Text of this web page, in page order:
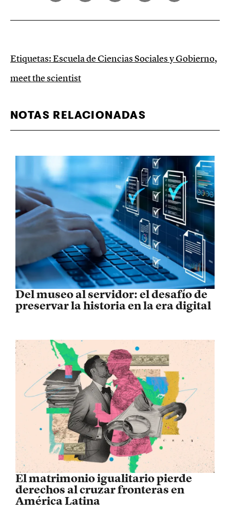
Etiquetas:Escuela de Ciencias Sociales y Gobierno,
meet the scientist
NOTAS RELACIONADAS
Del museo al servidor: el desafío de
preservar la historia en la era digital
El matrimonio igualitario pierde
derechos al cruzar fronteras en
América Latina